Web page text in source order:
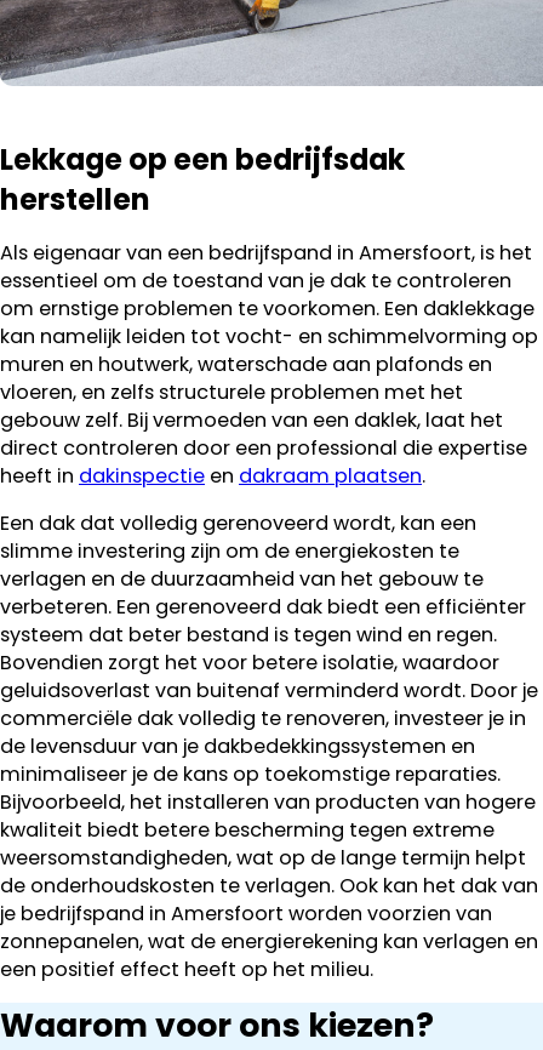
Lekkage op een bedrijfsdak
herstellen
Als eigenaar van een bedrijfspand in Amersfoort, is het
essentieel om de toestand van je dak te controleren
om ernstige problemen te voorkomen. Een daklekkage
kan namelijk leiden tot vocht- en schimmelvorming op
muren en houtwerk, waterschade aan plafonds en
vloeren, en zelfs structurele problemen met het
gebouw zelf. Bij vermoeden van een daklek, laat het
direct controleren door een professional die expertise
heeft in dakinspectie en dakraam plaatsen.
Een dak dat volledig gerenoveerd wordt, kan een
slimme investering zijn om de energiekosten te
verlagen en de duurzaamheid van het gebouw te
verbeteren. Een gerenoveerd dak biedt een efficiënter
systeem dat beter bestand is tegen wind en regen.
Bovendien zorgt het voor betere isolatie, waardoor
geluidsoverlast van buitenaf verminderd wordt. Door je
commerciële dak volledig te renoveren, investeer je in
de levensduur van je dakbedekkingssystemen en
minimaliseer je de kans op toekomstige reparaties.
Bijvoorbeeld, het installeren van producten van hogere
kwaliteit biedt betere bescherming tegen extreme
weersomstandigheden, wat op de lange termijn helpt
de onderhoudskosten te verlagen. Ook kan het dak van
je bedrijfspand in Amersfoort worden voorzien van
zonnepanelen, wat de energierekening kan verlagen en
een positief effect heeft op het milieu.
Waarom voor ons kiezen?